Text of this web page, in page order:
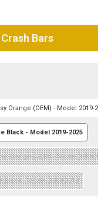
Bars
Orange (OEM) - Model 2019-
Black - Model 2019-2025
Orange (OEM) - Model 2008-
Black - Model 2008-2018